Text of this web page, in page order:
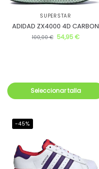
SUPERSTAR
ADIDAD ZX4000 4D CARBON
100,00€ 54,95€
Seleccionar talla
-45%